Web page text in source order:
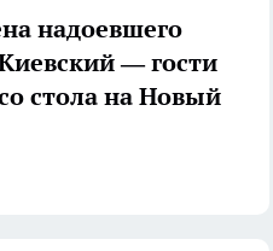
надоевшего
— гости
стола на Новый